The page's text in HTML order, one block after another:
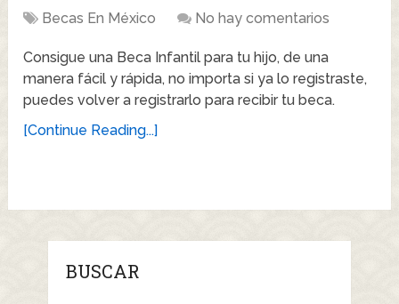
Becas En México No hay comentarios
Consigue una Beca Infantil para tu hijo, de una
manera fácil y rápida, no importa si ya lo registraste,
puedes volver a registrarlo para recibir tu beca.
[Continue Reading...]
BUSCAR